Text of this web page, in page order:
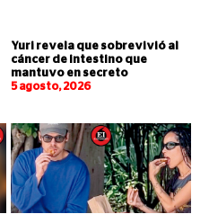
Yuri revela que sobrevivió al
cáncer de intestino que
mantuvo en secreto
5 agosto, 2026